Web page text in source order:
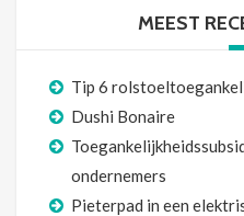
MEEST
Tip 6
Dushi Bonaire
ondernemers
Pieterpad in een